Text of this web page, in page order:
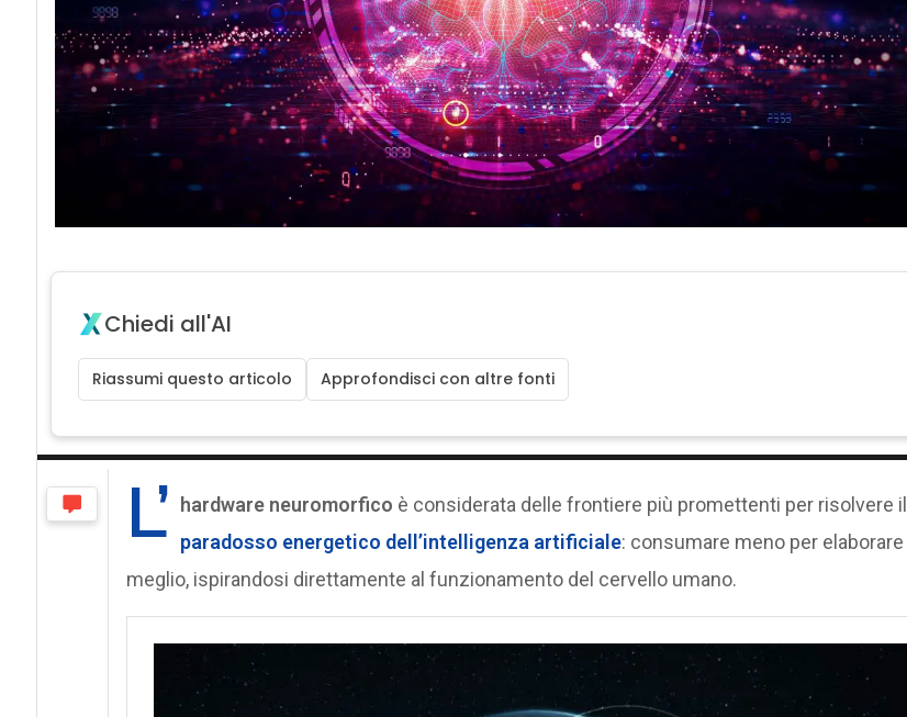
Chiedi all'AI
Riassumi questo articolo Approfondisci con altre fonti
L’ hardware neuromorfico è considerata delle frontiere più promettenti per risolvere il
paradosso energetico dell’intelligenza artificiale: consumare meno per elaborare
meglio, ispirandosi direttamente al funzionamento del cervello umano.